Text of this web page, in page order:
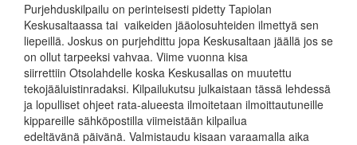
Purjehduskilpailu on perinteisesti pidetty Tapiolan
Keskusaltaassa tai vaikeiden jääolosuhteiden ilmettyä sen
liepeillä. Joskus on purjehdittu jopa Keskusaltaan jäällä jos se
on ollut tarpeeksi vahvaa. Viime vuonna kisa
siirrettiin Otsolahdelle koska Keskusallas on muutettu
tekojääluistinradaksi. Kilpailukutsu julkaistaan tässä lehdessä
ja lopulliset ohjeet rata-alueesta ilmoitetaan ilmoittautuneille
kippareille sähköpostilla viimeistään kilpailua
edeltävänä päivänä. Valmistaudu kisaan varaamalla aika